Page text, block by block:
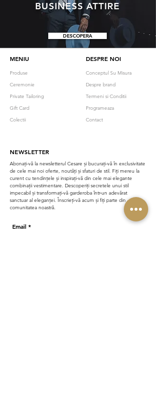
BUSINESS ATTIRE
DESCOPERA
MENIU
Produse
Ceremonie
Private Tailoring
Gift Card
Colectii
DESPRE NOI
Conceptul Su Misura
Despre brand
Termeni si Conditii
Programeaza
Contact
NEWSLETTER
Abonați-vă la newsletterul Cesare și bucurați-vă în exclusivitate
de cele mai noi oferte, noutăți și sfaturi de stil. Fiți mereu la
curent cu tendințele și inspirați-vă din cele mai elegante
combinații vestimentare. Descoperiți secretele unui stil
impecabil și transformați-vă garderoba într-un adevărat
sanctuar al eleganței. Înscrieți-vă acum și fiți parte din
comunitatea noastră.
Email